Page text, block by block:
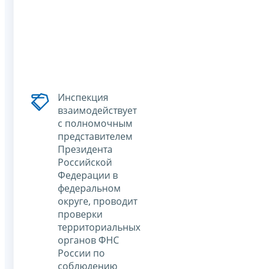
Инспекция
взаимодействует
с полномочным
представителем
Президента
Российской
Федерации в
федеральном
округе, проводит
проверки
территориальных
органов ФНС
России по
соблюдению